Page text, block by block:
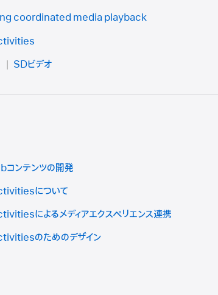
coordinated media playback
SDビデオ
コンテンツの開発
について
によるメディアエクスペリエンス連携
のためのデザイン